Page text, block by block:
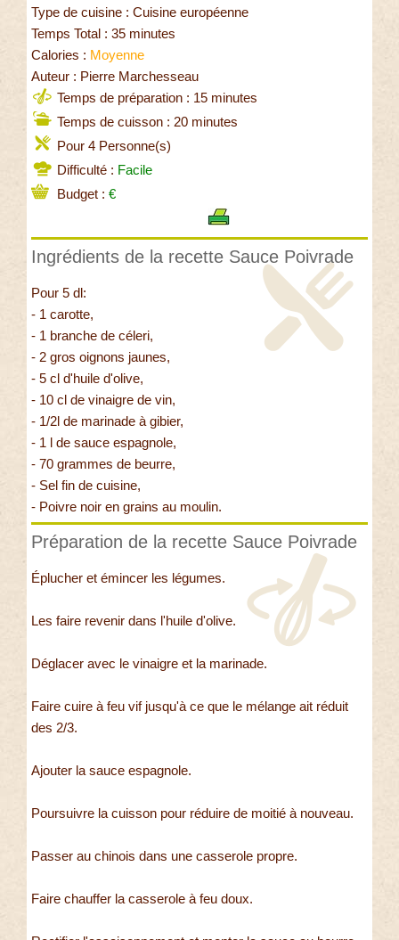
Type de cuisine : Cuisine européenne
Temps Total : 35 minutes
Calories : Moyenne
Auteur : Pierre Marchesseau
Temps de préparation : 15 minutes
Temps de cuisson : 20 minutes
Pour 4 Personne(s)
Difficulté : Facile
Budget : €
Ingrédients de la recette Sauce Poivrade
Pour 5 dl:
- 1 carotte,
- 1 branche de céleri,
- 2 gros oignons jaunes,
- 5 cl d'huile d'olive,
- 10 cl de vinaigre de vin,
- 1/2l de marinade à gibier,
- 1 l de sauce espagnole,
- 70 grammes de beurre,
- Sel fin de cuisine,
- Poivre noir en grains au moulin.
Préparation de la recette Sauce Poivrade
Éplucher et émincer les légumes.
Les faire revenir dans l'huile d'olive.
Déglacer avec le vinaigre et la marinade.
Faire cuire à feu vif jusqu'à ce que le mélange ait réduit
des 2/3.
Ajouter la sauce espagnole.
Poursuivre la cuisson pour réduire de moitié à nouveau.
Passer au chinois dans une casserole propre.
Faire chauffer la casserole à feu doux.